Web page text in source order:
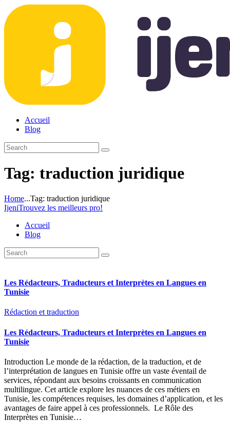
Accueil
Blog
Tag: traduction juridique
Home...Tag: traduction juridique
IjeniTrouvez les meilleurs pro!
Accueil
Blog
Les Rédacteurs, Traducteurs et Interprètes en Langues en
Tunisie
Rédaction et traduction
Les Rédacteurs, Traducteurs et Interprètes en Langues en
Tunisie
Introduction Le monde de la rédaction, de la traduction, et de
l’interprétation de langues en Tunisie offre un vaste éventail de
services, répondant aux besoins croissants en communication
multilingue. Cet article explore les nuances de ces métiers en
Tunisie, les compétences requises, les domaines d’application, et les
avantages de faire appel à ces professionnels. Le Rôle des
Interprètes en Tunisie…